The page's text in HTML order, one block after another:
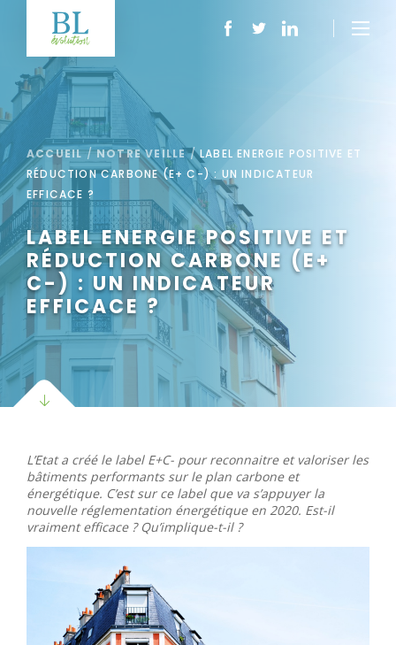
ACCUEIL /NOTRE VEILLE/LABEL ENERGIE POSITIVE ET
RÉDUCTION CARBONE (E+ C-) : UN INDICATEUR
EFFICACE ?
LABEL ENERGIE POSITIVE ET
RÉDUCTION CARBONE (E+
C-) : UN INDICATEUR
EFFICACE ?
L’Etat a créé le label E+C- pour reconnaitre et valoriser les
bâtiments performants sur le plan carbone et
énergétique. C’est sur ce label que va s’appuyer la
nouvelle réglementation énergétique en 2020. Est-il
vraiment efficace ? Qu’implique-t-il ?